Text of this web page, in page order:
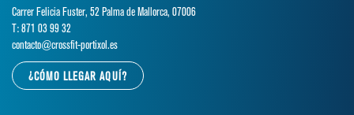
Carrer Felicia Fuster, 52 Palma de Mallorca, 07006
T: 871 03 99 32
contacto@crossfit-portixol.es
¿CÓMO LLEGAR AQUÍ?